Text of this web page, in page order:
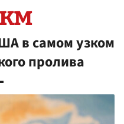
в самом узком
пролива